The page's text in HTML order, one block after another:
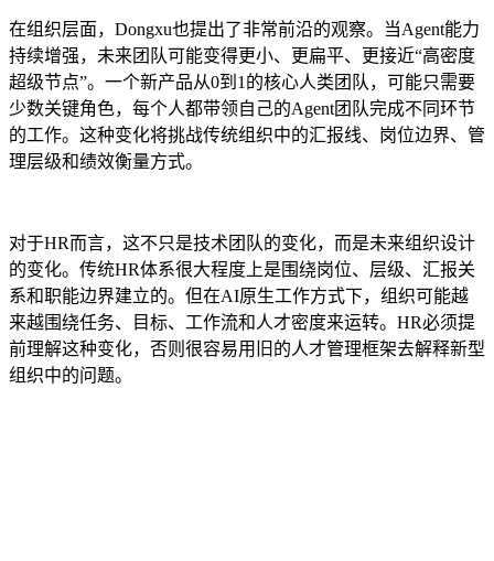
在组织层面，Dongxu也提出了非常前沿的观察。当Agent能力
持续增强，未来团队可能变得更小、更扁平、更接近“高密度
超级节点”。一个新产品从0到1的核心人类团队，可能只需要
少数关键角色，每个人都带领自己的Agent团队完成不同环节
的工作。这种变化将挑战传统组织中的汇报线、岗位边界、管
理层级和绩效衡量方式。
对于HR而言，这不只是技术团队的变化，而是未来组织设计
的变化。传统HR体系很大程度上是围绕岗位、层级、汇报关
系和职能边界建立的。但在AI原生工作方式下，组织可能越
来越围绕任务、目标、工作流和人才密度来运转。HR必须提
前理解这种变化，否则很容易用旧的人才管理框架去解释新型
组织中的问题。